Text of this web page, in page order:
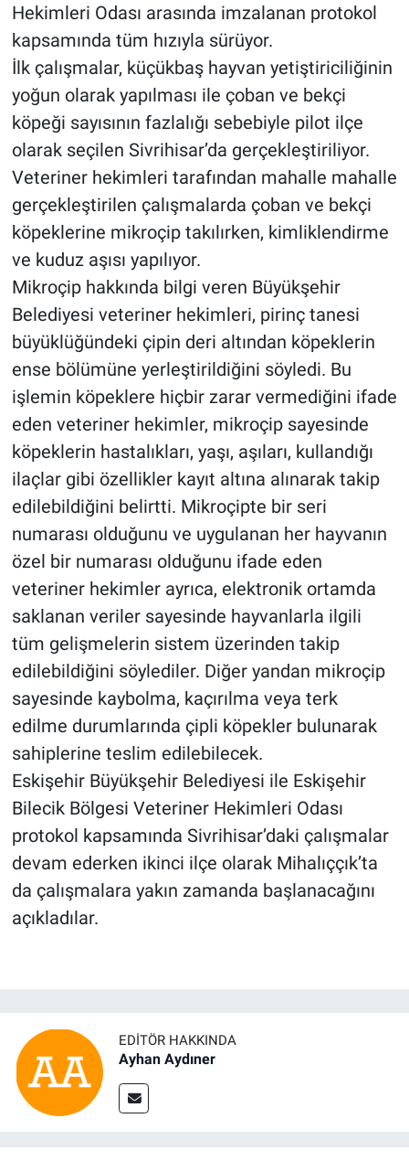
Hekimleri Odası arasında imzalanan protokol
kapsamında tüm hızıyla sürüyor.
İlk çalışmalar, küçükbaş hayvan yetiştiriciliğinin
yoğun olarak yapılması ile çoban ve bekçi
köpeği sayısının fazlalığı sebebiyle pilot ilçe
olarak seçilen Sivrihisar’da gerçekleştiriliyor.
Veteriner hekimleri tarafından mahalle mahalle
gerçekleştirilen çalışmalarda çoban ve bekçi
köpeklerine mikroçip takılırken, kimliklendirme
ve kuduz aşısı yapılıyor.
Mikroçip hakkında bilgi veren Büyükşehir
Belediyesi veteriner hekimleri, pirinç tanesi
büyüklüğündeki çipin deri altından köpeklerin
ense bölümüne yerleştirildiğini söyledi. Bu
işlemin köpeklere hiçbir zarar vermediğini ifade
eden veteriner hekimler, mikroçip sayesinde
köpeklerin hastalıkları, yaşı, aşıları, kullandığı
ilaçlar gibi özellikler kayıt altına alınarak takip
edilebildiğini belirtti. Mikroçipte bir seri
numarası olduğunu ve uygulanan her hayvanın
özel bir numarası olduğunu ifade eden
veteriner hekimler ayrıca, elektronik ortamda
saklanan veriler sayesinde hayvanlarla ilgili
tüm gelişmelerin sistem üzerinden takip
edilebildiğini söylediler. Diğer yandan mikroçip
sayesinde kaybolma, kaçırılma veya terk
edilme durumlarında çipli köpekler bulunarak
sahiplerine teslim edilebilecek.
Eskişehir Büyükşehir Belediyesi ile Eskişehir
Bilecik Bölgesi Veteriner Hekimleri Odası
protokol kapsamında Sivrihisar’daki çalışmalar
devam ederken ikinci ilçe olarak Mihalıççık’ta
da çalışmalara yakın zamanda başlanacağını
açıkladılar.
EDITÖR HAKKINDA
Ayhan Aydıner